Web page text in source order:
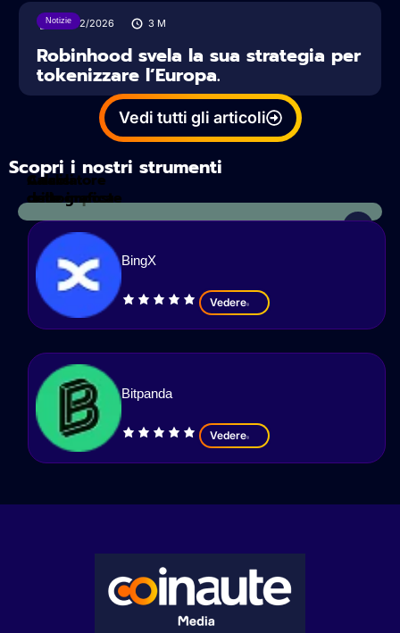
Notizie
06/02/2026 3 M
Robinhood svela la sua strategia per
tokenizzare l’Europa.
Vedi tutti gli articoli
Scopri i nostri strumenti
Calcolatore
delle imposte
Analisi
crittografica
BingX
Vedere
Bitpanda
Vedere